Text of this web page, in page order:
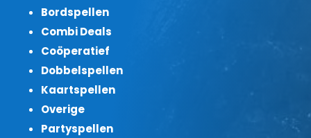
Bordspellen
Combi Deals
Coöperatief
Dobbelspellen
Kaartspellen
Overige
Partyspellen